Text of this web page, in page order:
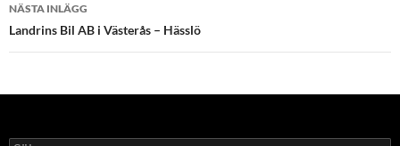
NÄSTA INLÄGG
Landrins Bil AB i Västerås – Hässlö